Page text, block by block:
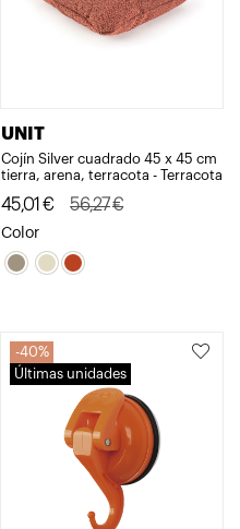
UNIT
Cojín Silver cuadrado 45 x 45 cm
tierra, arena, terracota - Terracota
56,27€
El
precio
original
45,01 €
El
precio
actual
Color
40%
Últimas unidades